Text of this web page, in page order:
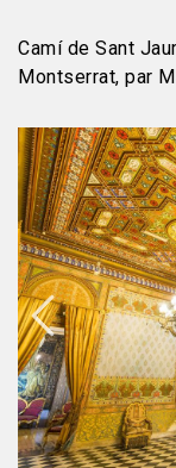
Camí de Sant
Montserrat, par